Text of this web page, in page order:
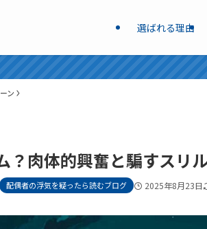
選ばれる理由
ン
？肉体的興奮と騙すスリ
配偶者の浮気を疑ったら読むブログ 2025年8月23日